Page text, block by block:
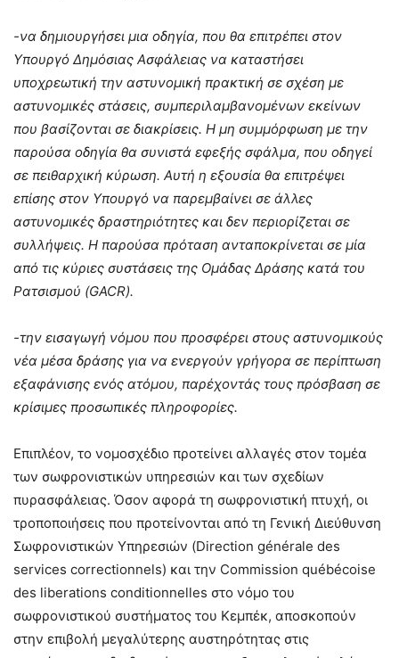
-να δημιουργήσει μια οδηγία, που θα επιτρέπει στον
Υπουργό Δημόσιας Ασφάλειας να καταστήσει
υποχρεωτική την αστυνομική πρακτική σε σχέση με
αστυνομικές στάσεις, συμπεριλαμβανομένων εκείνων
που βασίζονται σε διακρίσεις. Η μη συμμόρφωση με την
παρούσα οδηγία θα συνιστά εφεξής σφάλμα, που οδηγεί
σε πειθαρχική κύρωση. Αυτή η εξουσία θα επιτρέψει
επίσης στον Υπουργό να παρεμβαίνει σε άλλες
αστυνομικές δραστηριότητες και δεν περιορίζεται σε
συλλήψεις. Η παρούσα πρόταση ανταποκρίνεται σε μία
από τις κύριες συστάσεις της Ομάδας Δράσης κατά του
Ρατσισμού (GACR).
-την εισαγωγή νόμου που προσφέρει στους αστυνομικούς
νέα μέσα δράσης για να ενεργούν γρήγορα σε περίπτωση
εξαφάνισης ενός ατόμου, παρέχοντάς τους πρόσβαση σε
κρίσιμες προσωπικές πληροφορίες.
Επιπλέον, το νομοσχέδιο προτείνει αλλαγές στον τομέα
των σωφρονιστικών υπηρεσιών και των σχεδίων
πυρασφάλειας. Όσον αφορά τη σωφρονιστική πτυχή, οι
τροποποιήσεις που προτείνονται από τη Γενική Διεύθυνση
Σωφρονιστικών Υπηρεσιών (Direction générale des
services correctionnels) και την Commission québécoise
des liberations conditionnelles στο νόμο του
σωφρονιστικού συστήματος του Κεμπέκ, αποσκοπούν
στην επιβολή μεγαλύτερης αυστηρότητας στις